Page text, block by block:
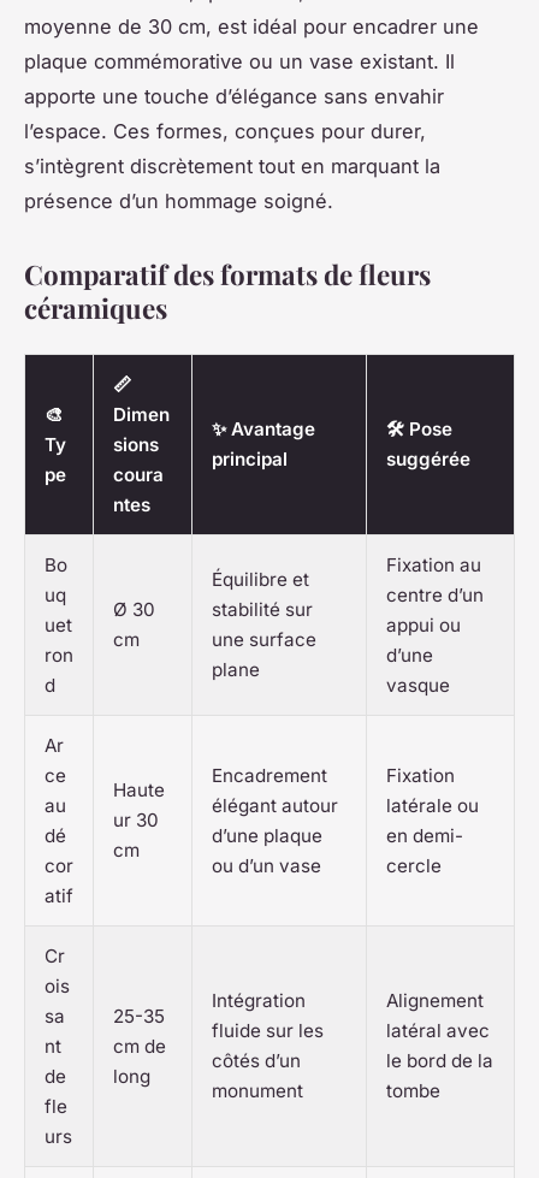
moyenne de 30 cm, est idéal pour encadrer une
plaque commémorative ou un vase existant. Il
apporte une touche d’élégance sans envahir
l’espace. Ces formes, conçues pour durer,
s’intègrent discrètement tout en marquant la
présence d’un hommage soigné.
Comparatif des formats de fleurs
céramiques
🎨
Ty
pe
📏
Dimen
sions
coura
ntes
✨ Avantage
principal
🛠️ Pose
suggérée
Bo
uq
uet
ron
d
Ø 30
cm
Équilibre et
stabilité sur
une surface
plane
Fixation au
centre d’un
appui ou
d’une
vasque
Ar
ce
au
dé
cor
atif
Haute
ur 30
cm
Encadrement
élégant autour
d’une plaque
ou d’un vase
Fixation
latérale ou
en demi-
cercle
Cr
ois
sa
nt
de
fle
urs
25-35
cm de
long
Intégration
fluide sur les
côtés d’un
monument
Alignement
latéral avec
le bord de la
tombe